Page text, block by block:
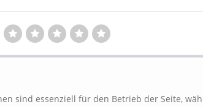
sind essenziell für den Betrieb der Seite,